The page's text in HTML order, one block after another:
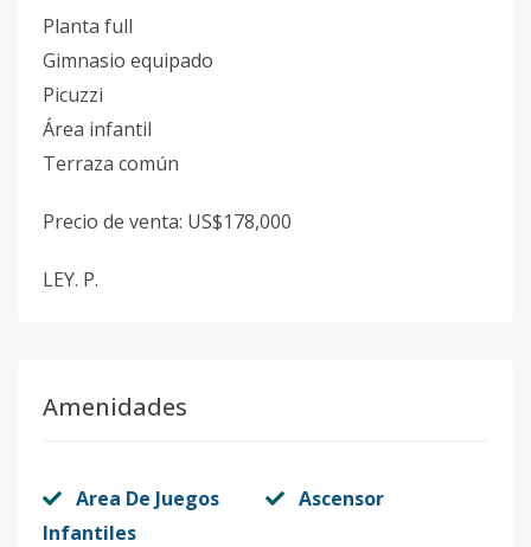
Planta full
Gimnasio equipado
Picuzzi
Área infantil
Terraza común
Precio de venta: US$178,000
LEY. P.
Amenidades
Area De Juegos
Infantiles
Ascensor